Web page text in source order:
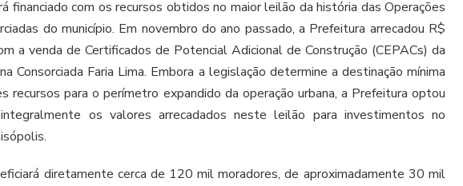
financiado com os recursos obtidos no maior leilão da história das Operações
do município. Em novembro do ano passado, a Prefeitura arrecadou R$
a venda de Certificados de Potencial Adicional de Construção (CEPACs) da
Consorciada Faria Lima. Embora a legislação determine a destinação mínima
recursos para o perímetro expandido da operação urbana, a Prefeitura optou
os valores arrecadados neste leilão para investimentos no
diretamente cerca de 120 mil moradores, de aproximadamente 30 mil